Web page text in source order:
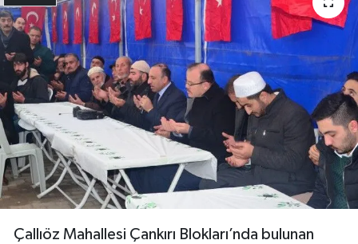
Çallıöz Mahallesi Çankırı Blokları’nda bulunan